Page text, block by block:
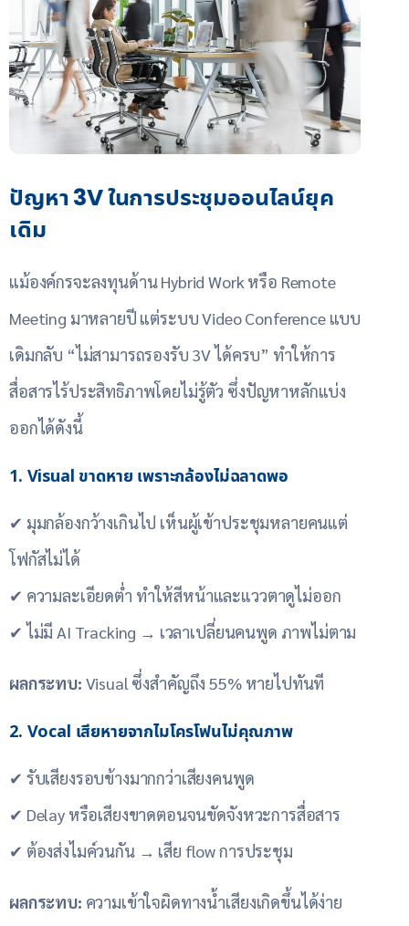
ปัญหา 3V ในการประชุมออนไลน์ยุค
เดิม
แม้องค์กรจะลงทุนด้าน Hybrid Work หรือ Remote
Meeting มาหลายปี แต่ระบบ Video Conference แบบ
เดิมกลับ “ไม่สามารถรองรับ 3V ได้ครบ” ทำให้การ
สื่อสารไร้ประสิทธิภาพโดยไม่รู้ตัว ซึ่งปัญหาหลักแบ่ง
ออกได้ดังนี้
1. Visual ขาดหาย เพราะกล้องไม่ฉลาดพอ
✔ มุมกล้องกว้างเกินไป เห็นผู้เข้าประชุมหลายคนแต่
โฟกัสไม่ได้
✔ ความละเอียดต่ำ ทำให้สีหน้าและแววตาดูไม่ออก
✔ ไม่มี AI Tracking → เวลาเปลี่ยนคนพูด ภาพไม่ตาม
ผลกระทบ: Visual ซึ่งสำคัญถึง 55% หายไปทันที
2. Vocal เสียหายจากไมโครโฟนไม่คุณภาพ
✔ รับเสียงรอบข้างมากกว่าเสียงคนพูด
✔ Delay หรือเสียงขาดตอนจนขัดจังหวะการสื่อสาร
✔ ต้องส่งไมค์วนกัน → เสีย flow การประชุม
ผลกระทบ: ความเข้าใจผิดทางน้ำเสียงเกิดขึ้นได้ง่าย